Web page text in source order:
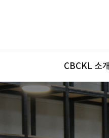
메뉴
CBCKL 소개